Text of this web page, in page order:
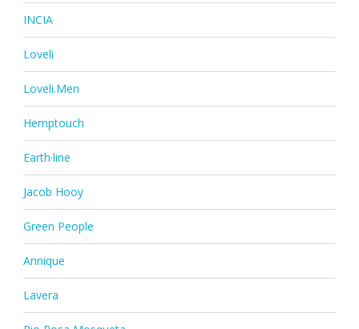
INCIA
Loveli
Loveli.Men
Hemptouch
Earth·line
Jacob Hooy
Green People
Annique
Lavera